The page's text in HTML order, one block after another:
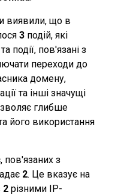
виявили, що в
3 подій, які
події, пов'язані з
переходи до
домену,
та інші значущі
глибше
його використання
пов'язаних з
2. Це вказує на
2 різними IP-